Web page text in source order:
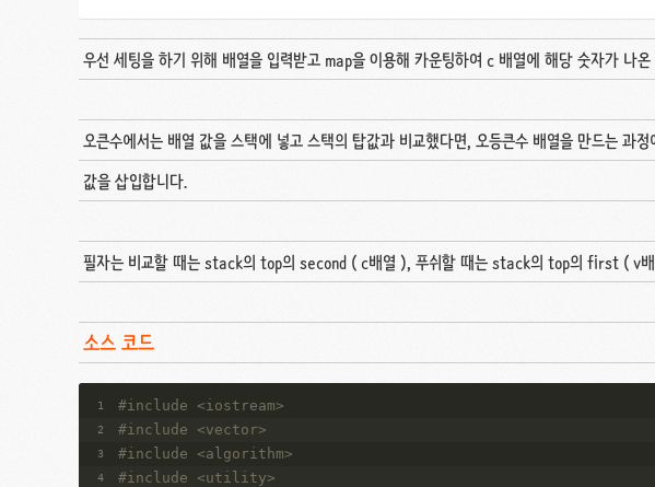
우선 세팅을 하기 위해 배열을 입력받고 map을 이용해 카운팅하여 c 배열에 해당 숫자가 나온
오큰수에서는 배열 값을 스택에 넣고 스택의 탑값과 비교했다면, 오등큰수 배열을 만드는 과
값을 삽입합니다.
필자는 비교할 때는 stack의 top의 second ( c배열 ), 푸쉬할 때는 stack의 top의 first ( v
소스 코드
#include
<iostream>
#include
<vector>
#include
<algorithm>
#include
<utility>